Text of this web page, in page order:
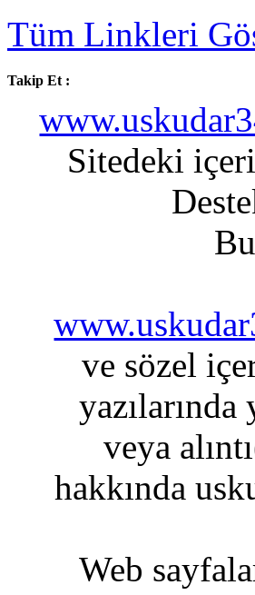
Tüm Linkleri
Takip Et :
Sitedeki
ve sözel
veya
hakkında
Web